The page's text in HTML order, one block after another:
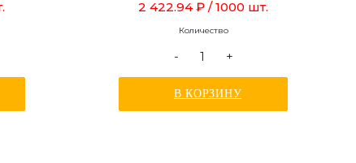
2 422.94 ₽/ 1000 шт.
Количество
- +
В КОРЗИНУ